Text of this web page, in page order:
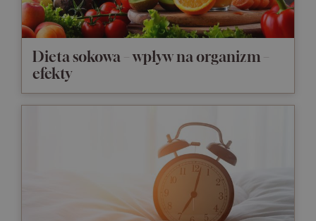
Dieta sokowa – wpływ na organizm –
efekty